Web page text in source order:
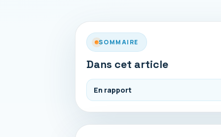
SOMMAIRE
Dans cet article
En rapport